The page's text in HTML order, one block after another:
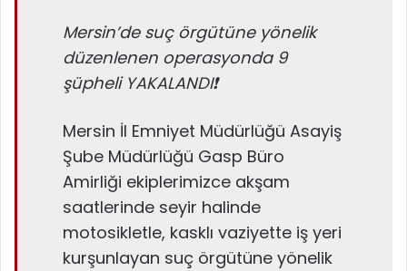
Mersin’de suç örgütüne yönelik
düzenlenen operasyonda 9
şüpheli YAKALANDI❗️
Mersin İl Emniyet Müdürlüğü Asayiş
Şube Müdürlüğü Gasp Büro
Amirliği ekiplerimizce akşam
saatlerinde seyir halinde
motosikletle, kasklı vaziyette iş yeri
kurşunlayan suç örgütüne yönelik